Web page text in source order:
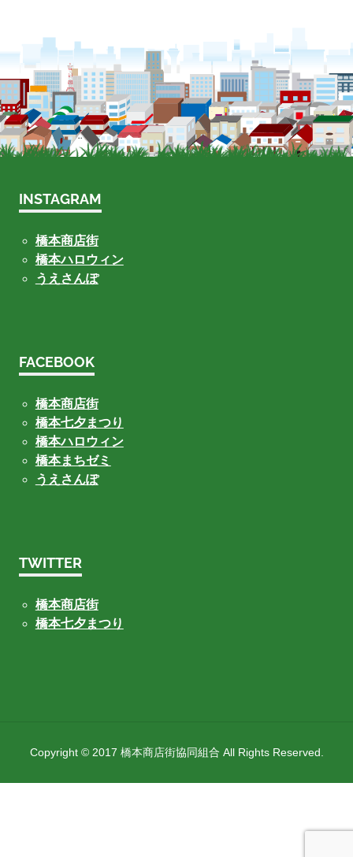
INSTAGRAM
橋本商店街
橋本ハロウィン
うえさんぽ
FACEBOOK
橋本商店街
橋本七夕まつり
橋本ハロウィン
橋本まちゼミ
うえさんぽ
TWITTER
橋本商店街
橋本七夕まつり
Copyright © 2017 橋本商店街協同組合 All Rights Reserved.